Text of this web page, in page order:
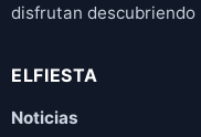
disfrutan descubriendo
ELFIESTA
Noticias